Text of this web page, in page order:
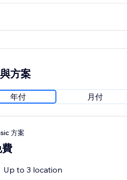
方案
年付 月付
方案
Up to 3 location